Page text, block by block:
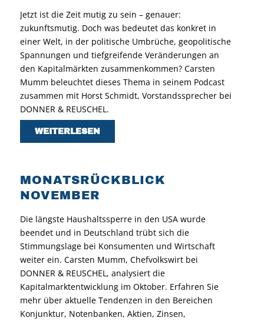
Jetzt ist die Zeit mutig zu sein – genauer:
zukunftsmutig. Doch was bedeutet das konkret in
einer Welt, in der politische Umbrüche, geopolitische
Spannungen und tiefgreifende Veränderungen an
den Kapitalmärkten zusammenkommen? Carsten
Mumm beleuchtet dieses Thema in seinem Podcast
zusammen mit Horst Schmidt, Vorstandssprecher bei
DONNER & REUSCHEL.
WEITERLESEN
MONATSRÜCKBLICK
NOVEMBER
Die längste Haushaltssperre in den USA wurde
beendet und in Deutschland trübt sich die
Stimmungslage bei Konsumenten und Wirtschaft
weiter ein. Carsten Mumm, Chefvolkswirt bei
DONNER & REUSCHEL, analysiert die
Kapitalmarktentwicklung im Oktober. Erfahren Sie
mehr über aktuelle Tendenzen in den Bereichen
Konjunktur, Notenbanken, Aktien, Zinsen,